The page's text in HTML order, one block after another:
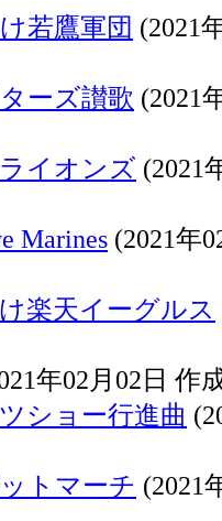
若鷹軍団 (2021
ーズ讃歌 (2021
イオンズ (2021
Marines (2021年
楽天イーグルス
年02月02日 作
ショー行進曲
トマーチ (2021